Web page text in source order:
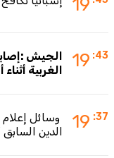
19
19 :43
الجيش
الغربية
19 :37
وسائل
الدين